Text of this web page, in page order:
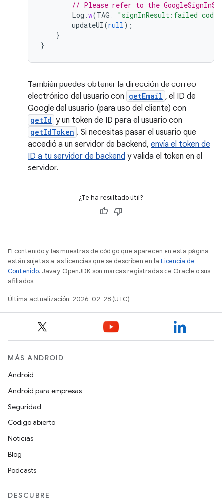
// Please refer to the
Log .w(TAG,
"signInResult:failed
updateUI(null);
}
}
También puedes obtener la dirección de correo
electrónico del usuario con getEmail , el ID de
Google del usuario (para uso del cliente) con
getId y un token de ID para el usuario con
getIdToken . Si necesitas pasar el usuario que
accedió a un servidor de backend, envía el token de
ID a tu servidor de backend y valida el token en el
servidor.
¿Te ha resultado útil?
El contenido y las muestras de código que aparecen en esta página
están sujetas a las licencias que se describen en la Licencia de
Contenido. Java y OpenJDK son marcas registradas de Oracle o sus
afiliados.
Última actualización: 2026-02-28 (UTC)
MÁS ANDROID
Android
Android para empresas
Seguridad
Código abierto
Noticias
Blog
Podcasts
DESCUBRE